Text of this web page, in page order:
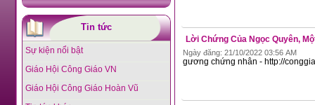
Tin tức
Sự kiện nổi bật
Giáo Hội Công Giáo VN
Giáo Hội Công Giáo Hoàn Vũ
Lời Chứng Của Ngọc Quyên,
Ngày đăng: 21/10/2022 03:56 AM
gương chứng nhân - http://